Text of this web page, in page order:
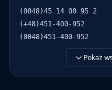
(0048)45 14 00 95 2
(+48)451-400-952
(0048)451-400-952
Pokaż